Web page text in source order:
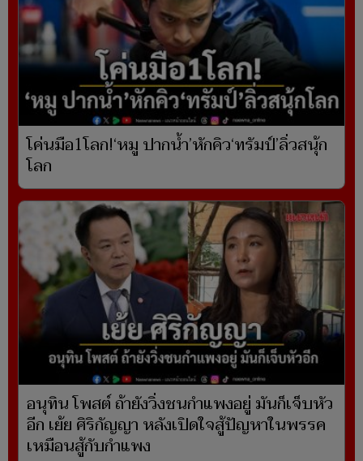
โค่นมือ1โลก!‘หมู ปากน้ำ’หักคิว‘ทรัมป์’ลิ่วสนุ้ก
โลก
อนุทิน โพสต์ ถ้ายังวิ่งชนกำแพงอยู่ มันก็เจ็บหัว
อีก เย้ย ศิริกัญญา หลังเปิดใจสู้ปัญหาในพรรค
เหมือนสู้กับกำแพง